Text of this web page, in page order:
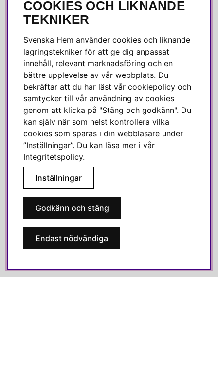
INFORMATION
Ångra köp
Kvalitetspolicy
Integritetspolicy
Köpvillkor
Leverans
Reklamation & retur
Skötselråd
OM OSS
Alla recensioner
Jobba hos oss
Om Svenska Hem
Kundservice
Medlemsklubb
COOKIES OCH LIKNANDE
TEKNIKER
Svenska Hem använder cookies och liknande
lagringstekniker för att ge dig anpassat
innehåll, relevant marknadsföring och en
bättre upplevelse av vår webbplats. Du
bekräftar att du har läst vår cookiepolicy och
samtycker till vår användning av cookies
genom att klicka på "Stäng och godkänn". Du
kan själv när som helst kontrollera vilka
cookies som sparas i din webbläsare under
”Inställningar”. Du kan läsa mer i vår
Integritetspolicy.
Inställningar
Godkänn och stäng
Endast nödvändiga